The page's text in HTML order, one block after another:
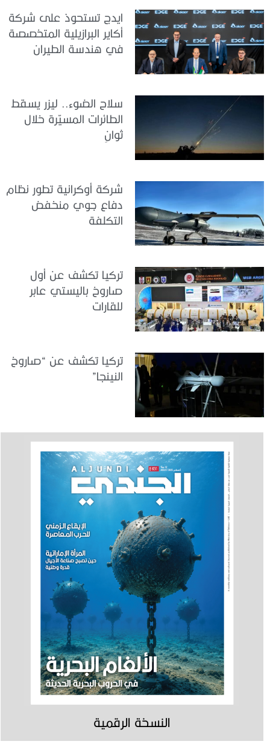
ايدج تستحوذ على شركة
أكاير البرازيلية المتخصصة
في هندسة الطيران
سلاح الضوء.. ليزر يسقط
الطائرات المسيّرة خلال
ثوانٍ
شركة أوكرانية تطور نظام
دفاع جوي منخفض
التكلفة
تركيا تكشف عن أول
صاروخ باليستي عابر
للقارات
تركيا تكشف عن “صاروخ
النينجا”
النسخة الرقمية